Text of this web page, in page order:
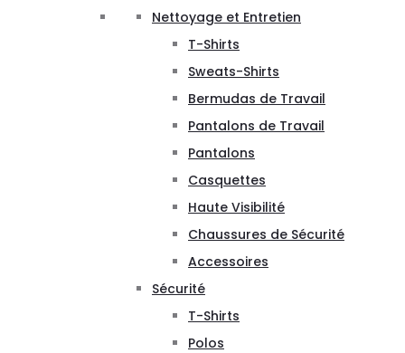
Nettoyage et Entretien
T-Shirts
Sweats-Shirts
Bermudas de Travail
Pantalons de Travail
Pantalons
Casquettes
Haute Visibilité
Chaussures de Sécurité
Accessoires
Sécurité
T-Shirts
Polos